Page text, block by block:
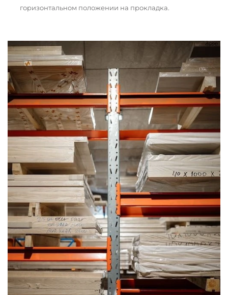
горизонтальном положении на прокладка.